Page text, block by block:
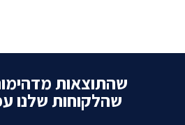
שהתוצאות
שהלקוחות שלנו